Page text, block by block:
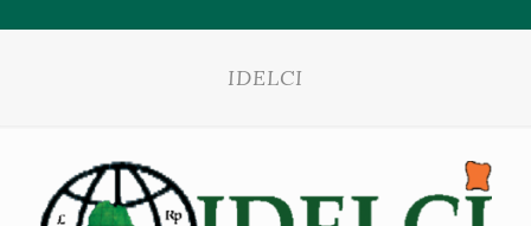
IDELCI